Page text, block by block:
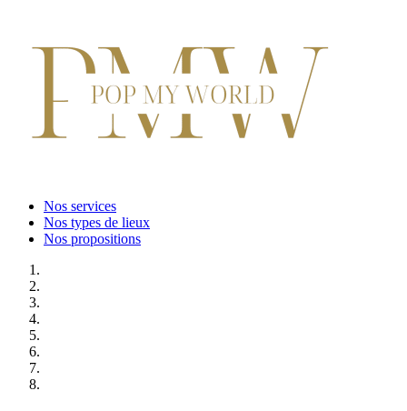
Nos services
Nos types de lieux
Nos propositions